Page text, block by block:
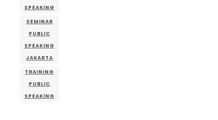
SPEAKING
SEMINAR
PUBLIC
SPEAKING
JAKARTA
TRAINING
PUBLIC
SPEAKING